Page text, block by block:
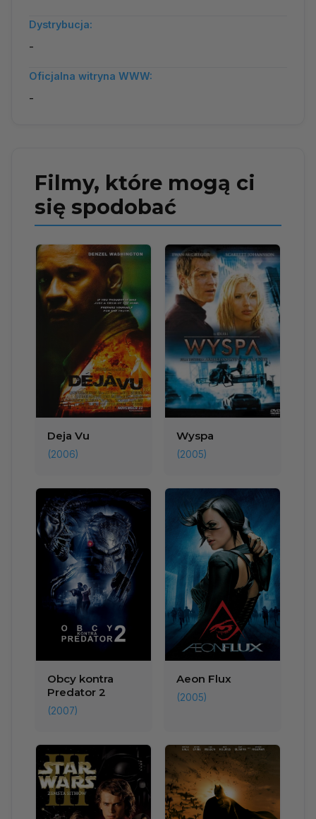
Dystrybucja:
-
Oficjalna witryna WWW:
-
Filmy, które mogą ci
się spodobać
Deja Vu
(2006)
Wyspa
(2005)
Obcy kontra
Predator 2
(2007)
Aeon Flux
(2005)